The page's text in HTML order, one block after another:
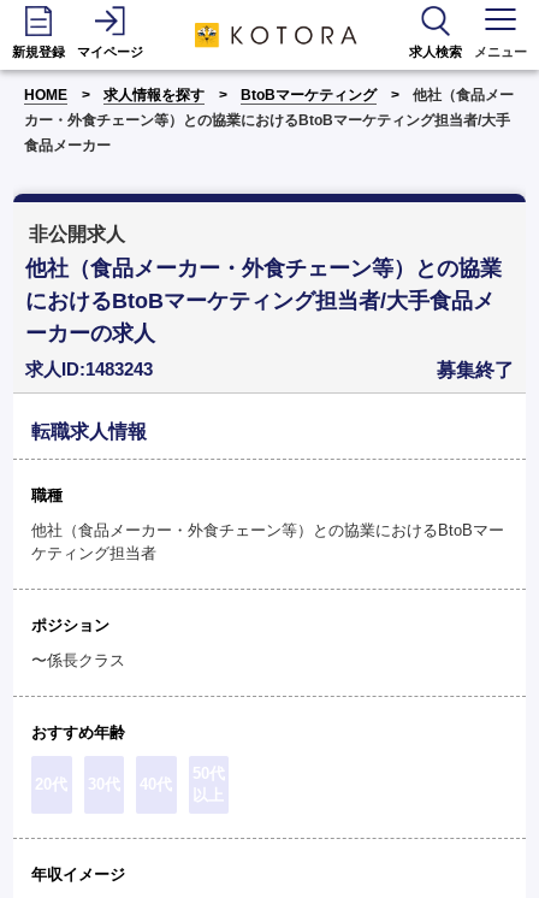
新規登録 マイページ 求人検索 メニュー
HOME 求人情報を探す BtoBマーケティング
他社（食品メー
カー・外食チェーン等）との協業におけるBtoBマーケティング担当者/大手
食品メーカー
非公開求人
他社（食品メーカー・外食チェーン等）との協業
におけるBtoBマーケティング担当者/大手食品メ
ーカーの求人
求人ID:1483243 募集終了
転職求人情報
職種
他社（食品メーカー・外食チェーン等）との協業におけるBtoBマー
ケティング担当者
ポジション
〜係長クラス
おすすめ年齢
20代 30代 40代
50代
以上
年収イメージ